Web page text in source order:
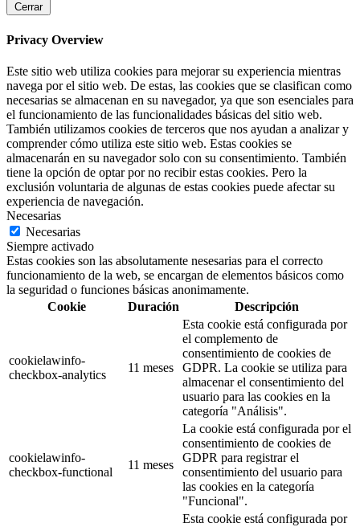
Cerrar
Privacy Overview
Este sitio web utiliza cookies para mejorar su experiencia mientras
navega por el sitio web. De estas, las cookies que se clasifican como
necesarias se almacenan en su navegador, ya que son esenciales para
el funcionamiento de las funcionalidades básicas del sitio web.
También utilizamos cookies de terceros que nos ayudan a analizar y
comprender cómo utiliza este sitio web. Estas cookies se
almacenarán en su navegador solo con su consentimiento. También
tiene la opción de optar por no recibir estas cookies. Pero la
exclusión voluntaria de algunas de estas cookies puede afectar su
experiencia de navegación.
Necesarias
Necesarias
Siempre activado
Estas cookies son las absolutamente nesesarias para el correcto
funcionamiento de la web, se encargan de elementos básicos como
la seguridad o funciones básicas anonimamente.
Cookie
Duración Descripción
cookielawinfo-
checkbox-analytics
11 meses
Esta cookie está configurada por
el complemento de
consentimiento de cookies de
GDPR. La cookie se utiliza para
almacenar el consentimiento del
usuario para las cookies en la
categoría "Análisis".
cookielawinfo-
checkbox-functional
11 meses
La cookie está configurada por el
consentimiento de cookies de
GDPR para registrar el
consentimiento del usuario para
las cookies en la categoría
"Funcional".
Esta cookie está configurada por